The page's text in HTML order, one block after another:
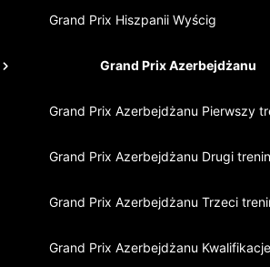
Grand Prix Hiszpanii Wyścig
Grand Prix Azerbejdżanu
Grand Prix Azerbejdżanu Pierwszy
Grand Prix Azerbejdżanu Drugi
Grand Prix Azerbejdżanu Trzeci
Grand Prix Azerbejdżanu Kwalifikacje